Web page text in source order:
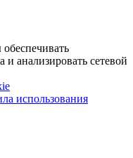
анализировать сетевой
использования